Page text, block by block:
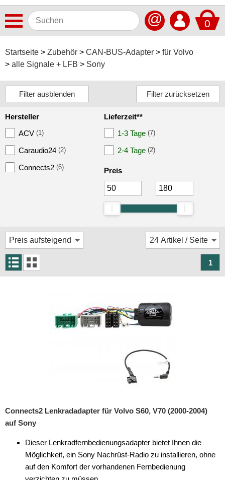
0
@
Startseite Zubehör CAN-BUS-Adapter
für Volvo
alle Signale + LFB
Sony
Autoradios
Dashcams
Freisprechanlagen
Lautsprecher
Multimedia
Soundprozessoren
Subwoofer
Aktivsystemadapter
Antennenstab
Antennenstecker
Antennenzubehör
Hersteller
ACV (1)
Caraudio24 (2)
Connects2 (6)
Lieferzeit**
1-3 Tage (7)
2-4 Tage (2)
Preis
1
Connects2 Lenkradadapter für Volvo S60, V70 (2000-2004)
auf Sony
Dieser Lenkradfernbedienungsadapter bietet Ihnen die
Möglichkeit, ein Sony Nachrüst-Radio zu installieren, ohne
auf den Komfort der vorhandenen Fernbedienung